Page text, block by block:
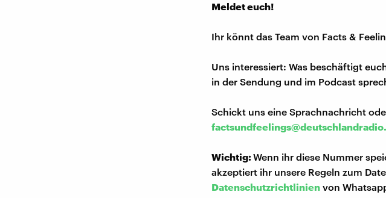
Meldet euch!
Ihr könnt das Team von Facts &
Uns interessiert: Was beschäftigt
in der Sendung und im Podcast
Schickt uns eine Sprachnachricht
Wichtig:Wenn ihr diese Nummer
akzeptiert ihr unsere Regeln zum
Datenschutzrichtlinien von